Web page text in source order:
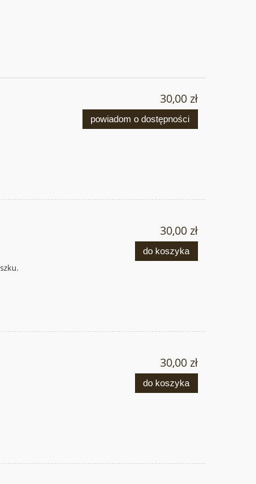
30,00 zł
powiadom o dostępności
30,00 zł
do koszyka
30,00 zł
do koszyka